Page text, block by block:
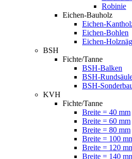
Robinie
Eichen-Bauholz
Eichen-
Eichen-Bohlen
Eichen-
BSH
Fichte/Tanne
BSH-Balken
BSH-
BSH-
KVH
Fichte/Tanne
Breite = 40 mm
Breite = 60 mm
Breite = 80 mm
Breite = 100
Breite = 120
Breite = 140